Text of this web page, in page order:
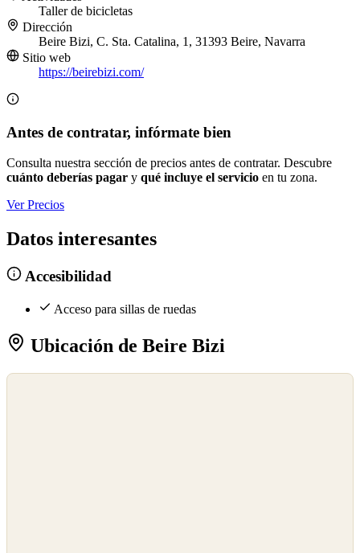
Taller de bicicletas
Dirección
Beire Bizi, C. Sta. Catalina, 1, 31393 Beire, Navarra
Sitio web
https://beirebizi.com/
Antes de contratar, infórmate bien
Consulta nuestra sección de precios antes de contratar. Descubre
cuánto deberías pagar y qué incluye el servicio en tu zona.
Ver Precios
Datos interesantes
Accesibilidad
Acceso para sillas de ruedas
Ubicación de Beire Bizi